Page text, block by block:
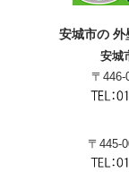
安城市の 外
安城
〒446-
〒445-